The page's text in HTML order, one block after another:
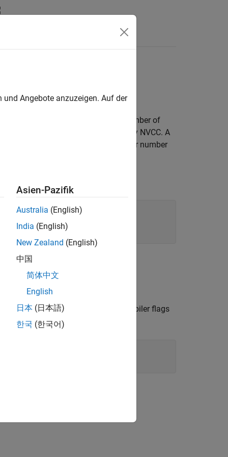
to a mismatch in the maximum number of
with a max register count decided by NVCC. A
may be compiled to use a larger number
and
amount of registers. Use the compiler flags
NVCC. For example,
thrown by
Angebote anzuzeigen. Auf der
Asien-Pazifik
Australia (English)
India (English)
New Zealand (English)
中国
简体中文
English
日本 (日本語)
한국 (한국어)